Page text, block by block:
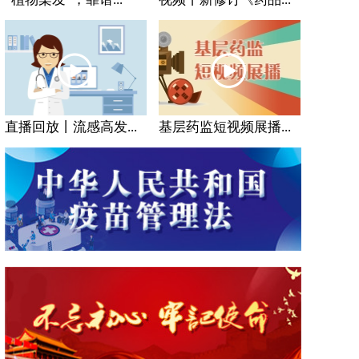
直播回放丨流感高发... 基层药监短视频展播...